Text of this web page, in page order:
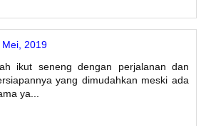
Mei, 2019
ikut seneng dengan perjalanan dan
yang dimudahkan meski ada
ya...